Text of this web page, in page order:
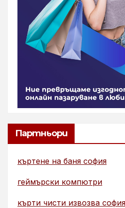
Партньори
къртене на баня софия
геймърски компютри
кърти чисти извозва софия